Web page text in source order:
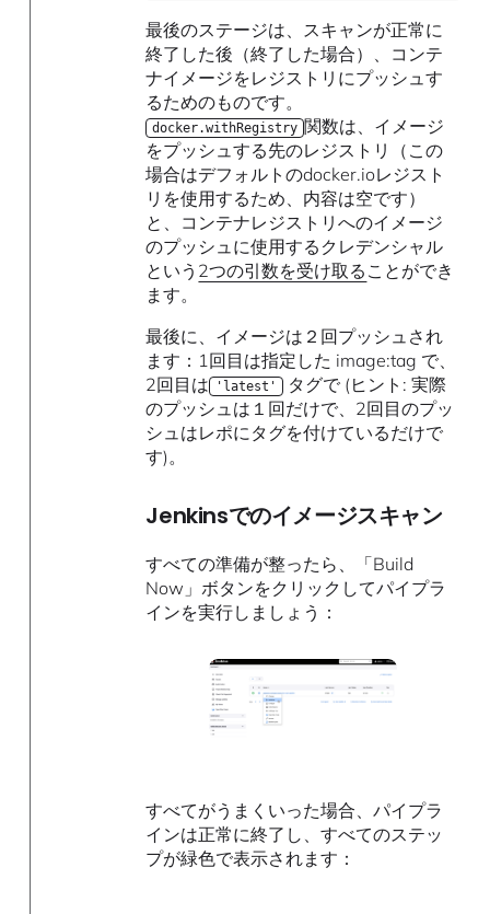
最後のステージは、スキャンが正常に
終了した後（終了した場合）、コンテ
ナイメージをレジストリにプッシュす
るためのものです。
docker.withRegistry 関数は、イメージ
をプッシュする先のレジストリ（この
場合はデフォルトのdocker.ioレジスト
リを使用するため、内容は空です）
と、コンテナレジストリへのイメージ
のプッシュに使用するクレデンシャル
という 2つの引数を受け取る ことができ
ます。
最後に、イメージは２回プッシュされ
ます：1回目は指定した image:tag で、
2回目は
'latest' タグで (ヒント: 実際
のプッシュは１回だけで、2回目のプッ
シュはレポにタグを付けているだけで
す)。
Jenkinsでのイメージスキャン
すべての準備が整ったら、「Build
Now」ボタンをクリックしてパイプラ
インを実行しましょう：
すべてがうまくいった場合、パイプラ
インは正常に終了し、すべてのステッ
プが緑色で表示されます：